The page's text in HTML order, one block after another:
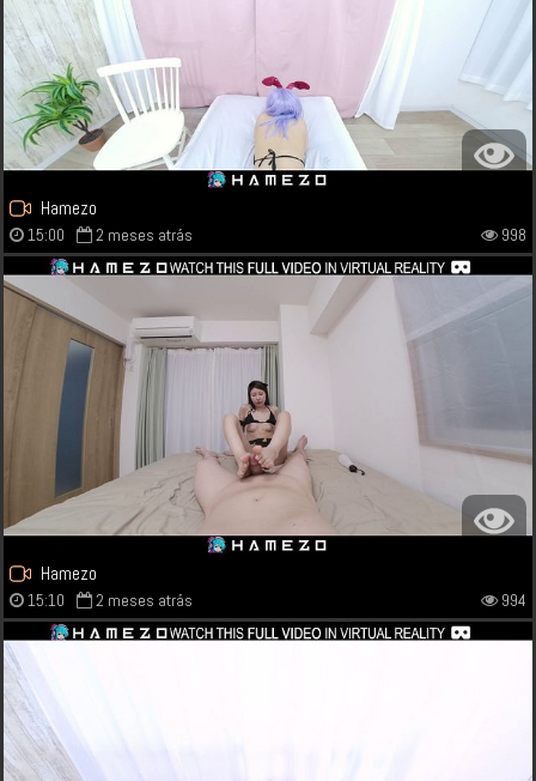
Hamezo
15:00 2 meses atrás 998
Hamezo
15:10 2 meses atrás 994